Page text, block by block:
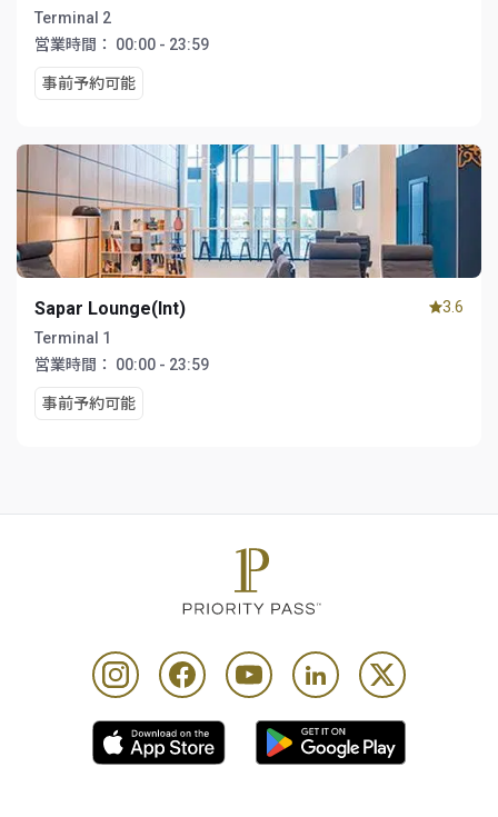
Terminal 2
営業時間：
00:00 - 23:59
事前予約可能
Sapar Lounge(Int)
Terminal 1
営業時間：
00:00 - 23:59
事前予約可能
3.6